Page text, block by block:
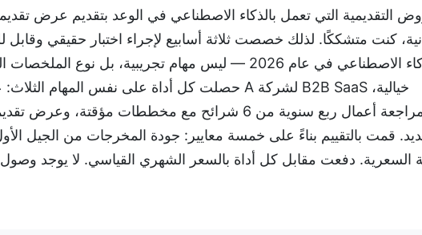
ثانية، كنت متشككًا. لذلك خصصت ثلاثة أسابيع لإجراء اختبار حقيقي
قمت بالتقييم بناءً على خمسة معايير: جودة المخرجات من الجيل